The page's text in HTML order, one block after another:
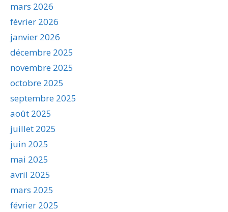
mars 2026
février 2026
janvier 2026
décembre 2025
novembre 2025
octobre 2025
septembre 2025
août 2025
juillet 2025
juin 2025
mai 2025
avril 2025
mars 2025
février 2025